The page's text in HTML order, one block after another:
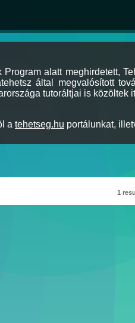
alatt meghirdetett,
által megvalósított
tutoráltjai is közöltek
a tehetseg.hu portálunkat,
1